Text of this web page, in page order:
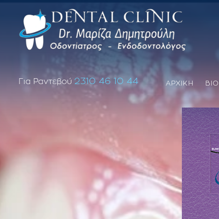
Για Ραντεβού 2310 46 10 44 ΑΡΧΙΚΗ